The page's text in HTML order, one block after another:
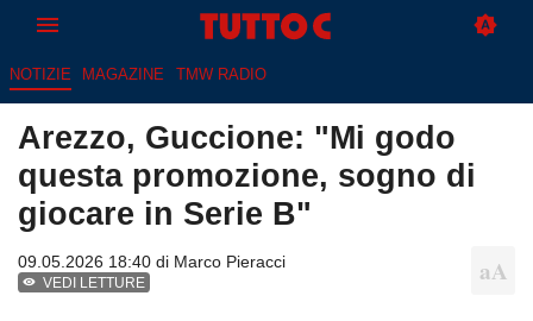
NOTIZIE MAGAZINE TMW RADIO
Arezzo, Guccione: "Mi godo
questa promozione, sogno di
giocare in Serie B"
09.05.2026 18:40 di Marco Pieracci
VEDI LETTURE